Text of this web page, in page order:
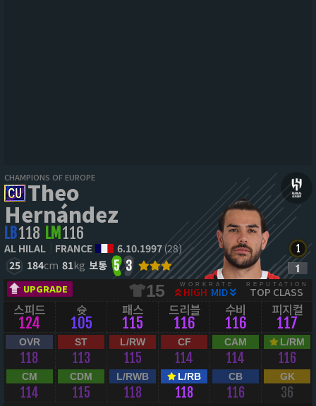
CHAMPIONS OF EUROPE
Theo
Hernández
LB118 LM 116
AL HILAL FRANCE 6.10.1997(28)
25 184cm 81kg 보통 5 3
UPGRADE 15 WORKRATE
HIGH MID
REPUTATION
TOP CLASS
스피드
124
슛
105
패스
115
드리블
116
수비
116
피지컬
117
OVR
118
ST
113
L/RW
115
CF
114
CAM
114
L/RM
116
CM
114
CDM
115
L/RWB
118
L/RB
118
CB
116
GK
36